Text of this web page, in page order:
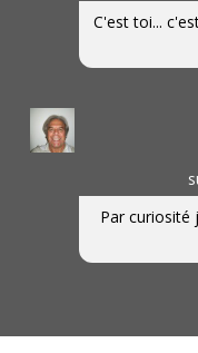
C'est toi...
Par curiosité